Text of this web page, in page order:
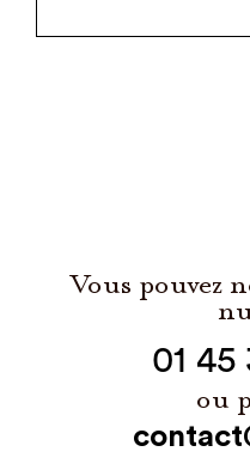
Vous pouvez
01 45
ou